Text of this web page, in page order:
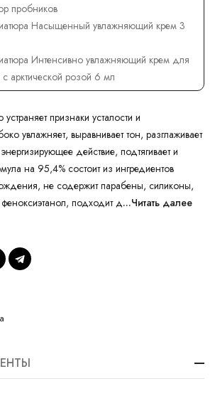
пробников
Насыщенный увлажняющий крем 3
Интенсивно увлажняющий крем для
с арктической розой 6 мл
признаки усталости и
увлажняет, выравнивает тон, разглаживает
действие, подтягивает и
на 95,4% состоит из ингредиентов
не содержит парабены, силиконы,
подходит д...Читать далее